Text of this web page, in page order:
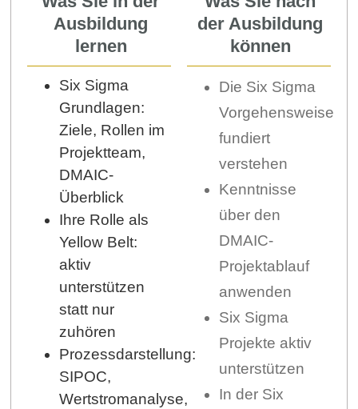
Ausbildung
lernen
Six Sigma
Grundlagen:
Ziele, Rollen im
Projektteam,
DMAIC-
Überblick
Ihre Rolle als
Yellow Belt:
aktiv
unterstützen
statt nur
zuhören
Prozessdarstellung:
SIPOC,
Wertstromanalyse,
der Ausbildung
können
Die Six Sigma
Vorgehensweise
fundiert
verstehen
Kenntnisse
über den
DMAIC-
Projektablauf
anwenden
Six Sigma
Projekte aktiv
unterstützen
In der Six